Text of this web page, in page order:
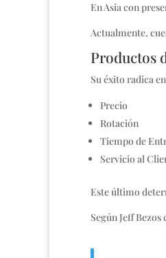
En Asia con
Actualmente,
Productos
Su éxito radica
Precio
Rotación
Tiempo de
Servicio al
Este último
Según Jeff